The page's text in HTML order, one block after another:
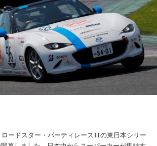
ードスター・パーティレースⅢの東日本シリー